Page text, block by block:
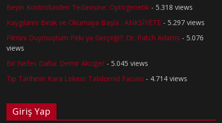
Beyin Kontrolünden Tedavisine: Optogenetik - 5.318 views
Kaygılarını Bırak ve Okumaya Başla : ANKSİYETE - 5.297 views
Filmini Duymuştum Peki ya Gerçeği?: Dr. Patch Adams - 5.076
views
Bir Nefes Daha: Demir Akciğer - 5.045 views
Tıp Tarihinin Kara Lekesi: Talidomid Faciası - 4.714 views
Giriş Yap